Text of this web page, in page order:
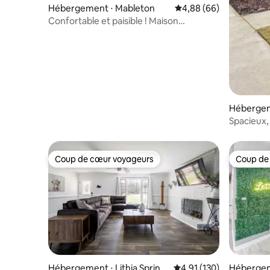
Hébergement ⋅ Mableton Évaluation moyenne
4,88 (66)
Confortable et paisible ! Maison
Coup de cœur voyageurs
Coup de cœur voyageurs Coup
Coup